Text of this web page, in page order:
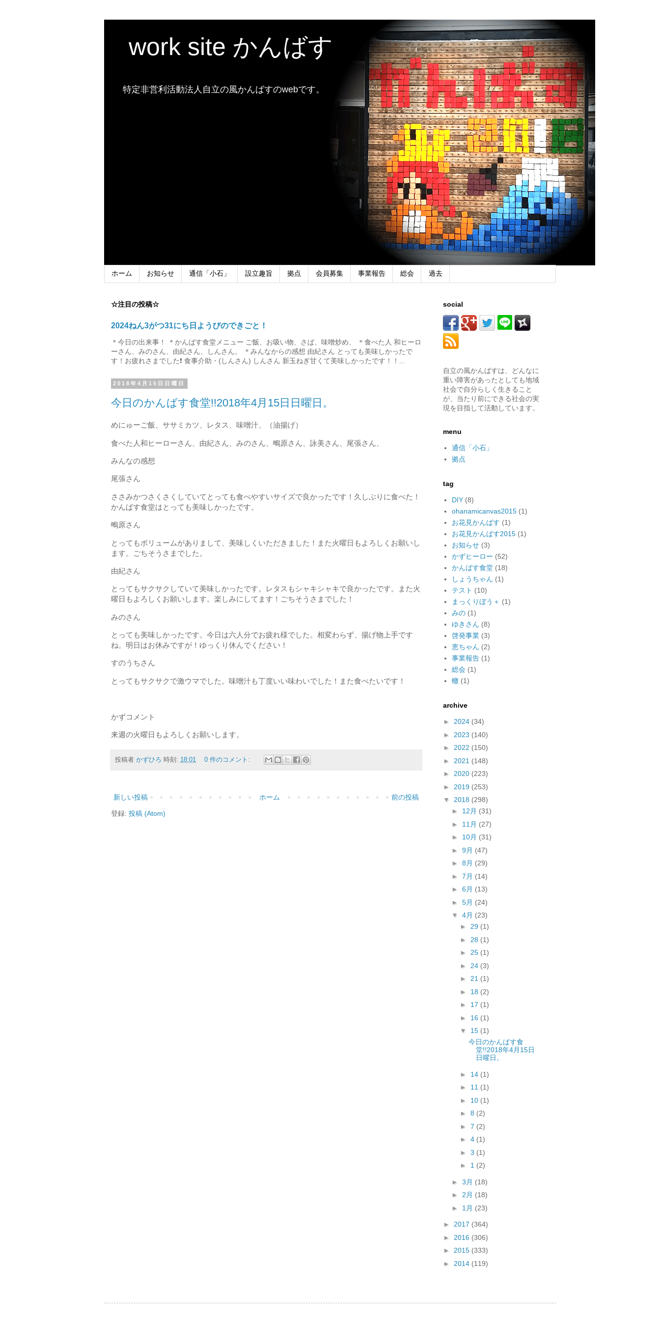
work site かんばす
特定非営利活動法人自立の風かんばすのwebです。
ホーム お知らせ 通信「小石」 設立趣旨 拠点 会員募集 事業報告 総会 過去
☆注目の投稿☆
2024ねん3がつ31にち日ようびのできごと！
＊今日の出来事！ ＊かんばす食堂メニュー ご飯、お吸い物、さば、味噌炒め、 ＊食べた人 和ヒーロ
ーさん、みのさん、由紀さん、しんさん。 ＊みんなからの感想 由紀さん とっても美味しかったで
す！お疲れさまでした❗ 食事介助・(しんさん) しんさん 新玉ねぎ甘くて美味しかったです！！...
2018年4月15日日曜日
今日のかんばす食堂!!2018年4月15日日曜日。
めにゅーご飯、ササミカツ、レタス、味噌汁、（油揚げ）
食べた人和ヒーローさん、由紀さん、みのさん、鴫原さん、詠美さん、尾張さん、
みんなの感想
尾張さん
ささみかつさくさくしていてとっても食べやすいサイズで良かったです！久しぶりに食べた！
かんばす食堂はとっても美味しかったです。
鴫原さん
とってもボリュームがありまして、美味しくいただきました！また火曜日もよろしくお願いし
ます。ごちそうさまでした。
由紀さん
とってもサクサクしていて美味しかったです。レタスもシャキシャキで良かったです。また火
曜日もよろしくお願いします。楽しみにしてます！ごちそうさまでした！
みのさん
とっても美味しかったです。今日は六人分でお疲れ様でした。相変わらず、揚げ物上手です
ね。明日はお休みですが！ゆっくり休んでください！
すのうちさん
とってもサクサクで激ウマでした。味噌汁も丁度いい味わいでした！また食べたいです！
かずコメント
来週の火曜日もよろしくお願いします。
投稿者 かずひろ 時刻: 18:01 0 件のコメント:
新しい投稿 前の投稿
ホーム
登録: 投稿 (Atom)
social
自立の風かんばすは、どんなに
重い障害があったとしても地域
社会で自分らしく生きること
が、当たり前にできる社会の実
現を目指して活動しています。
menu
通信「小石」
拠点
tag
DIY (8)
ohanamicanvas2015 (1)
お花見かんばす (1)
お花見かんばす2015 (1)
お知らせ (3)
かずヒーロー (52)
かんばす食堂 (18)
しょうちゃん (1)
テスト (10)
まっくりぼう＋ (1)
みの (1)
ゆきさん (8)
啓発事業 (3)
恵ちゃん (2)
事業報告 (1)
総会 (1)
轍 (1)
archive
► 2024 (34)
► 2023 (140)
► 2022 (150)
► 2021 (148)
► 2020 (223)
► 2019 (253)
▼ 2018 (298)
► 12月 (31)
► 11月 (27)
► 10月 (31)
► 9月 (47)
► 8月 (29)
► 7月 (14)
► 6月 (13)
► 5月 (24)
▼ 4月 (23)
► 29 (1)
► 28 (1)
► 25 (1)
► 24 (3)
► 21 (1)
► 18 (2)
► 17 (1)
► 16 (1)
▼ 15 (1)
今日のかんばす食
堂!!2018年4月15日
日曜日。
► 14 (1)
► 11 (1)
► 10 (1)
► 8 (2)
► 7 (2)
► 4 (1)
► 3 (1)
► 1 (2)
► 3月 (18)
► 2月 (18)
► 1月 (23)
► 2017 (364)
► 2016 (306)
► 2015 (333)
► 2014 (119)